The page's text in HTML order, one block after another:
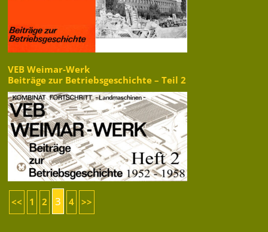
VEB Weimar-Werk
Beiträge zur Betriebsgeschichte – Teil 2
<< 1 2 3 4 >>